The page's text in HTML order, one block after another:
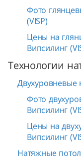
Фото
(VISP)
Цены на
Випсилинг
Технологии
Двухуровневые
Фото
Випсилинг
Цены на
Випсилинг
Натяжные